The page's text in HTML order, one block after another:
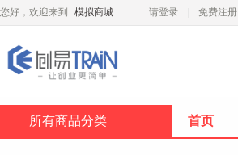
您好，欢迎来到 模拟商城 请登录 免费注册
所有商品分类 首页